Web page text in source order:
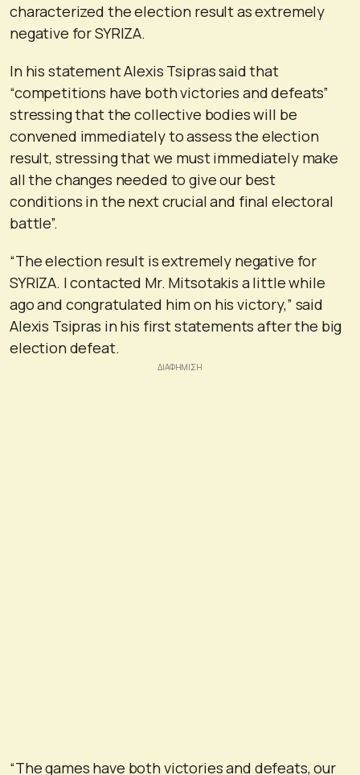
characterized the election result as extremely
negative for SYRIZA.
In his statement Alexis Tsipras said that
“competitions have both victories and defeats”
stressing that the collective bodies will be
convened immediately to assess the election
result, stressing that we must immediately make
all the changes needed to give our best
conditions in the next crucial and final electoral
battle”.
“The election result is extremely negative for
SYRIZA. I contacted Mr. Mitsotakis a little while
ago and congratulated him on his victory,” said
Alexis Tsipras in his first statements after the big
election defeat.
“The games have both victories and defeats, our